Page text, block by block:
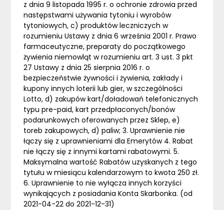
z dnia 9 listopada 1995 r. o ochronie zdrowia przed
następstwami używania tytoniu i wyrobów
tytoniowych, c) produktów leczniczych w
rozumieniu Ustawy z dnia 6 września 2001 r. Prawo
farmaceutyczne, preparaty do początkowego
żywienia niemowląt w rozumieniu art. 3 ust. 3 pkt
27 Ustawy z dnia 25 sierpnia 2016 r. o
bezpieczeństwie żywności i żywienia, zakłady i
kupony innych loterii lub gier, w szczególności
Lotto, d) zakupów kart/doładowań telefonicznych
typu pre-paid, kart przedpłaconych/bonów
podarunkowych oferowanych przez Sklep, e)
toreb zakupowych, d) paliw; 3. Uprawnienie nie
łączy się z uprawnieniami dla Emerytów 4. Rabat
nie łączy się z innymi kartami rabatowymi. 5.
Maksymalna wartość Rabatów uzyskanych z tego
tytułu w miesiącu kalendarzowym to kwota 250 zł.
6. Uprawnienie to nie wyłącza innych korzyści
wynikających z posiadania Konta Skarbonka. (od
2021-04-22 do 2021-12-31)